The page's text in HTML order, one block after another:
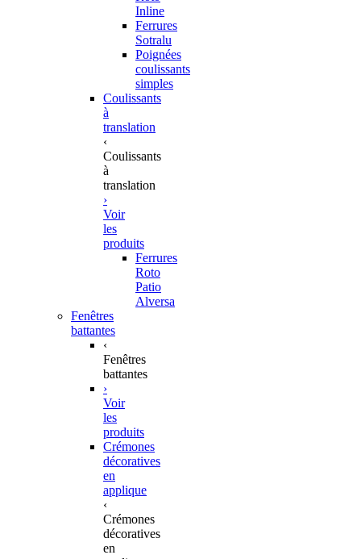
Inline
Ferrures
Sotralu
Poignées
coulissants
simples
Coulissants
à
translation
‹
Coulissants
à
translation
›
Voir
les
produits
Ferrures
Roto
Patio
Alversa
Fenêtres
battantes
‹
Fenêtres
battantes
›
Voir
les
produits
Crémones
décoratives
en
applique
‹
Crémones
décoratives
en